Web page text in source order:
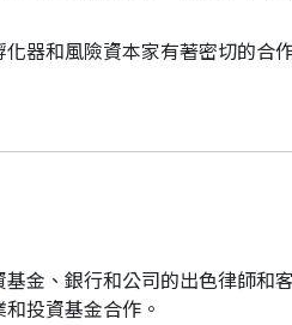
器和風險資本家有著密切的合
金、銀行和公司的出色律師和
投資基金合作。